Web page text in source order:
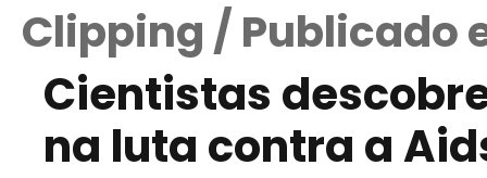
Clipping / Publicado
Cientistas
na luta contra a